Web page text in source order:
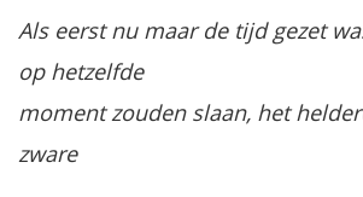
Als eerst nu maar de tijd gezet
op hetzelfde
moment zouden slaan, het
zware